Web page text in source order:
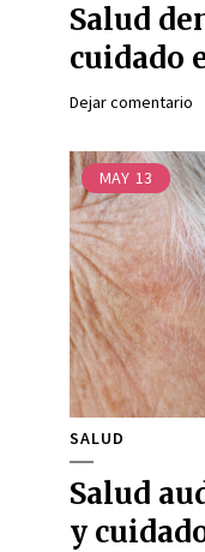
Salud
cuidado
Dejar comentario
MAY 13
SALUD
Salud
y